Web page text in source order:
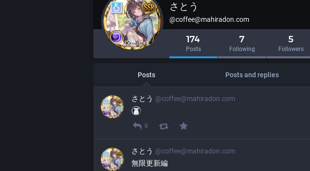
さとう
@coffee@mahiradon.com
174
Posts
7
Following
5
Followers
Posts Posts and replies
さとう @coffee@mahiradon.com
0
さとう @coffee@mahiradon.com
無限更新編